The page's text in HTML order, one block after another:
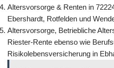
Altersvorsorge & Renten in
Ebershardt, Rotfelden und
Altersvorsorge, Betriebliche
Riester-Rente ebenso wie
Risikolebensversicherung in